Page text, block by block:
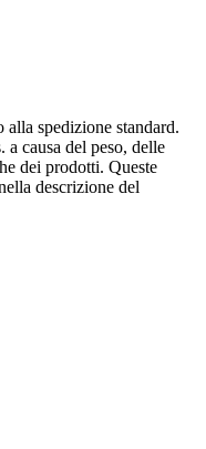
spedizione standard.
a causa del peso, delle
dei prodotti. Queste
descrizione del